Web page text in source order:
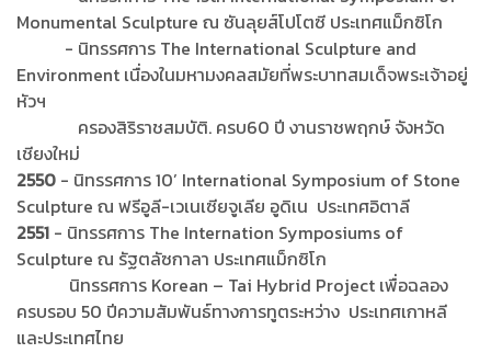
Monumental Sculpture ณ ซันลุยส์โปโตซี ประเทศแม็กซิโก
- นิทรรศการ The International Sculpture and
Environment เนื่องในมหามงคลสมัยที่พระบาทสมเด็จพระเจ้าอยู่
หัวฯ
ครองสิริราชสมบัติ. ครบ60 ปี งานราชพฤกษ์ จังหวัด
เชียงใหม่
2550 - นิทรรศการ 10’ International Symposium of Stone
Sculpture ณ ฟรีอูลี-เวเนเซียจูเลีย อูดิเน ประเทศอิตาลี
2551 - นิทรรศการ The Internation Symposiums of
Sculpture ณ รัฐตลัซกาลา ประเทศแม็กซิโก
นิทรรศการ Korean – Tai Hybrid Project เพื่อฉลอง
ครบรอบ 50 ปีความสัมพันธ์ทางการทูตระหว่าง ประเทศเกาหลี
และประเทศไทย